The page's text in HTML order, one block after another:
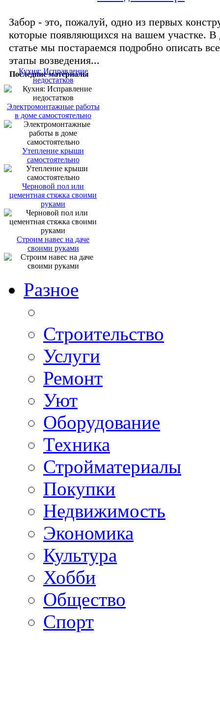
Забор - это, пожалуй, одно из первых
которые появляющихся на вашем участке. В
статье мы постараемся подробно описать
этапы возведения...
Последние материалы
Кухня: Исправление
недостатков
Электромонтажные работы
в доме самостоятельно
Утепление крыши
самостоятельно
Черновой пол или
цементная стяжка своими
руками
Строим навес на даче
своими руками
Разное
Строительство
Услуги
Ремонт
Уют
Оборудование
Техника
Стройматериалы
Покупки
Недвижимость
Экономика
Культура
Хобби
Общество
Спорт